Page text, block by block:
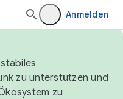
Anmelden
zu unterstützen und
zu